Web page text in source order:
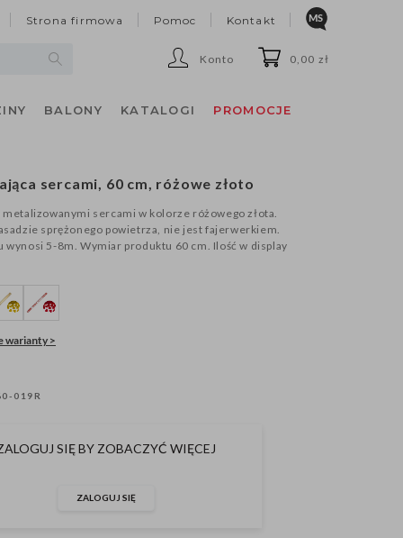
Strona firmowa Pomoc Kontakt
Konto 0,00 zł
BALONY KATALOGI PROMOCJE
sercami, 60 cm, różowe złoto
metalizowanymi sercami w kolorze różowego złota.
sprężonego powietrza, nie jest fajerwerkiem.
wynosi 5-8m. Wymiar produktu 60 cm. Ilość w display
warianty >
019R
SIĘ BY ZOBACZYĆ WIĘCEJ
ZALOGUJ SIĘ